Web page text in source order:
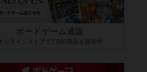
ボードゲーム通販
オンラインストアで7,500商品を販売中